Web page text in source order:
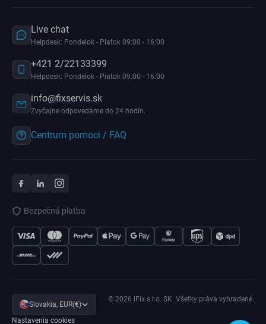
Live chat
Helpdesk: Pondelok - Piatok 09:00 - 16:00
+421 2/22133399
Helpdesk: Pondelok - Piatok 09:00 - 16:00
info@fixservis.sk
Zvyčajne odpovedáme do 24 hodín.
Centrum pomoci / FAQ
Bezpečná platba
Slovakia, EUR(€)
Nastavenia cookies
© 2026 iFix s.r.o. SK. Všetky práva vyhradené.